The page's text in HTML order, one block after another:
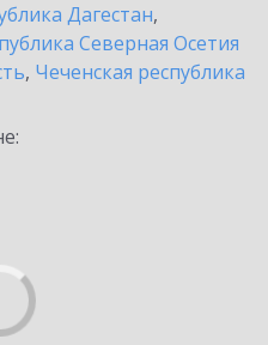
Дагестан,
Северная Осетия
, Чеченская республика